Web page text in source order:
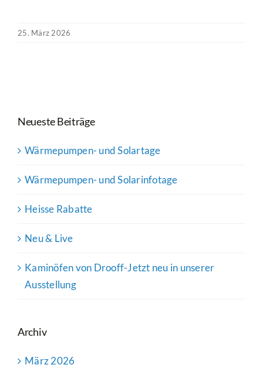
25. März 2026
Neueste Beiträge
Wärmepumpen- und Solartage
Wärmepumpen- und Solarinfotage
Heisse Rabatte
Neu & Live
Kaminöfen von Drooff-Jetzt neu in unserer
Ausstellung
Archiv
März 2026